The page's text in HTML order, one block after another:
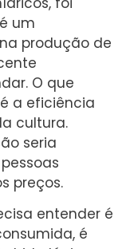
um
produção de
O que
a eficiência
cultura.
seria
preços.
entender é
é